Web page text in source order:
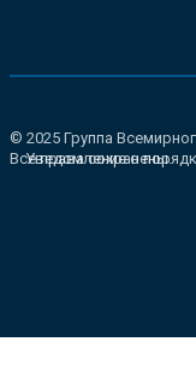
© 2025 Группа
Все права сохранены.
Уведомление о